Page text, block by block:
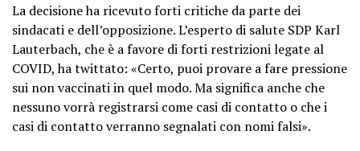
La decisione ha ricevuto forti critiche da parte dei
sindacati e dell’opposizione. L’esperto di salute SDP Karl
Lauterbach, che è a favore di forti restrizioni legate al
COVID, ha twittato: «Certo, puoi provare a fare pressione
sui non vaccinati in quel modo. Ma significa anche che
nessuno vorrà registrarsi come casi di contatto o che i
casi di contatto verranno segnalati con nomi falsi».